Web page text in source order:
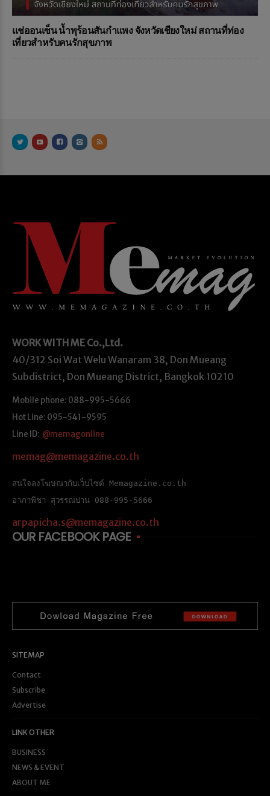
แช่ออนเซ็น น้ำพุร้อนสันกำแพง จังหวัดเชียงใหม่ สถานที่ท่อง
เที่ยวสำหรับคนรักสุขภาพ
WORK WITH ME Co.,Ltd.
40/312 Soi Wat Welu Wanaram 38, Don Mueang
Subdistrict, Don Mueang District, Bangkok 10210
Mobile phone: 088-995-5666
Hot Line: 095-541-9595
Line ID: @memagonline
memag@memagazine.co.th
สนใจลงโฆษณากับเว็บไซต์ Memagazine.co.th
อาภาพิชา สุวรรณปาน 088-995-5666
arpapicha.s@memagazine.co.th
OUR FACEBOOK PAGE
SITEMAP
Contact
Subscribe
Advertise
LINK OTHER
BUSINESS
NEWS & EVENT
ABOUT ME